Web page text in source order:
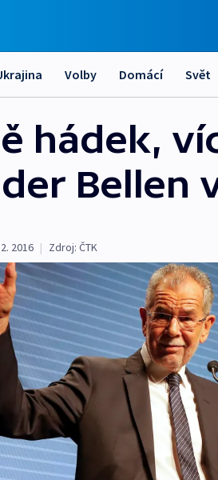
Volby Domácí Svět
hádek,
Bellen
2016 | Zdroj: ČTK